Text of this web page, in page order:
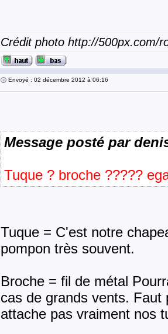
Crédit photo http://500px.com/
Envoyé : 02 décembre 2012 à 06:16
Message posté par
Tuque ? broche ?????
Tuque = C'est notre
pompon très souvent.
Broche = fil de métal
cas de grands vents. Faut
attache pas vraiment nos